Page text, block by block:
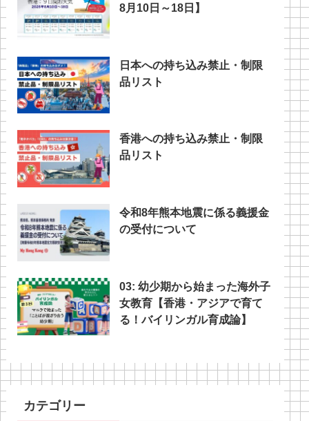
8月10日～18日】
日本への持ち込み禁止・制限
品リスト
香港への持ち込み禁止・制限
品リスト
令和8年熊本地震に係る義援金
の受付について
03: 幼少期から始まった海外子
女教育【香港・アジアで育て
る！バイリンガル育成論】
カテゴリー